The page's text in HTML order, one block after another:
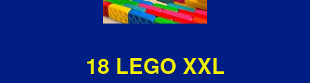
18 LEGO XXL